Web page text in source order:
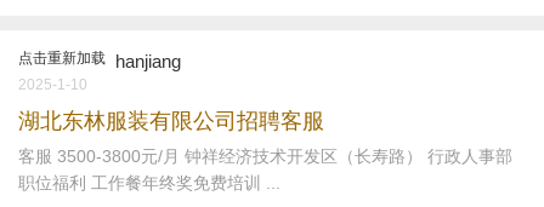
点击重新加载 hanjiang
2025-1-10
湖北东林服装有限公司招聘客服
客服 3500-3800元/月 钟祥经济技术开发区（长寿路） 行政人事部
职位福利 工作餐年终奖免费培训 ...